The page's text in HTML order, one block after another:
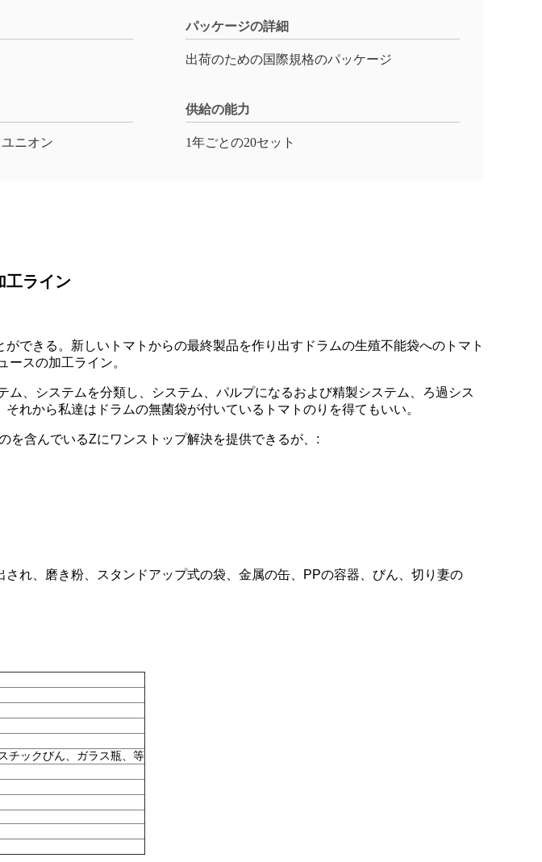
パッケージの詳細
出荷のための国際規格のパッケージ
ニオン
供給の能力
1年ごとの20セット
工ライン
できる。新しいトマトからの最終製品を作り出すドラムの生殖不能袋へのトマト
スの加工ライン。
、システムを分類し、システム、パルプになるおよび精製システム、ろ過シス
れから私達はドラムの無菌袋が付いているトマトのりを得てもいい。
を含んでいるZにワンストップ解決を提供できるが、:
れ、磨き粉、スタンドアップ式の袋、金属の缶、PPの容器、びん、切り妻の
チックびん、ガラス瓶、等